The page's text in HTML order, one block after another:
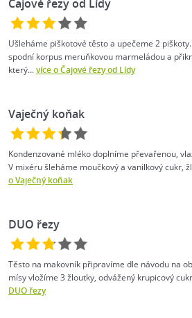
Čajové řezy od Lídy
Ušleháme piškotové těsto a upečeme 2
spodní korpus meruňkovou marmeládou a
který...více o Čajové řezy od Lídy
Vaječný koňak
Kondenzované mléko doplníme převařenou,
V mixéru šleháme moučkový a vanilkový cukr,
o Vaječný koňak
DUO řezy
Těsto na makovník připravíme dle návodu na
mísy vložíme 3 žloutky, odvážený krupicový
DUO řezy